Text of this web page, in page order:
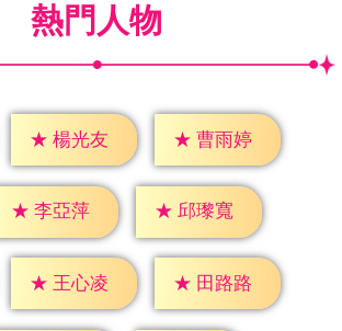
熱門人物
★ 楊光友 ★ 曹雨婷
★ 李亞萍 ★ 邱瓈寬
★ 王心凌 ★ 田路路